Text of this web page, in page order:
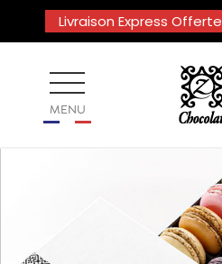
Livraison Express Offerte
MENU